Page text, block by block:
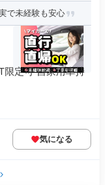
で未経験も安心
限定可 自家用車持
気になる